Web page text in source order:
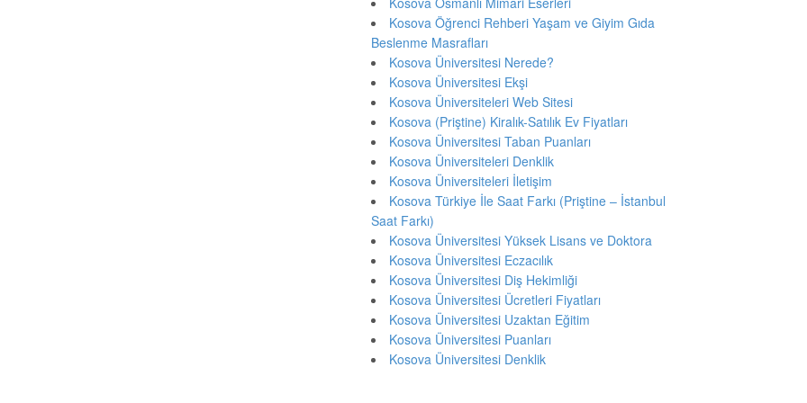
Kosova Öğrenci Rehberi Yaşam ve Giyim Gıda
Beslenme Masrafları
Kosova Üniversitesi Nerede?
Kosova Üniversitesi Ekşi
Kosova Üniversiteleri Web Sitesi
Kosova (Priştine) Kiralık-Satılık Ev Fiyatları
Kosova Üniversitesi Taban Puanları
Kosova Üniversiteleri Denklik
Kosova Üniversiteleri İletişim
Kosova Türkiye İle Saat Farkı (Priştine – İstanbul
Saat Farkı)
Kosova Üniversitesi Yüksek Lisans ve Doktora
Kosova Üniversitesi Eczacılık
Kosova Üniversitesi Diş Hekimliği
Kosova Üniversitesi Ücretleri Fiyatları
Kosova Üniversitesi Uzaktan Eğitim
Kosova Üniversitesi Puanları
Kosova Üniversitesi Denklik